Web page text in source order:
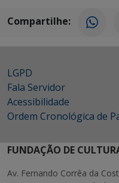
Compartilhe:
LGPD
Fala Servidor
Acessibilidade
Ordem Cronológica de
FUNDAÇÃO DE
Av. Fernando Corrêa da